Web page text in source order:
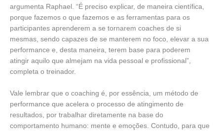
argumenta Raphael. “É preciso explicar, de maneira científica,
porque fazemos o que fazemos e as ferramentas para os
participantes aprenderem a se tornarem coaches de si
mesmas, sendo capazes de se manterem no foco, elevar a sua
performance e, desta maneira, terem base para poderem
atingir aquilo que almejam na vida pessoal e profissional”,
completa o treinador.
Vale lembrar que o coaching é, por essência, um método de
performance que acelera o processo de atingimento de
resultados, por trabalhar diretamente na base do
comportamento humano: mente e emoções. Contudo, para que